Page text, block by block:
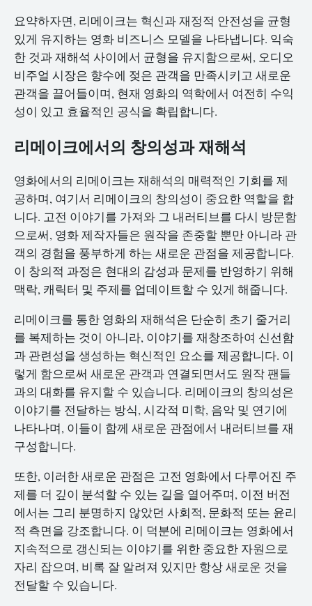
요약하자면, 리메이크는 혁신과 재정적 안전성을 균형
있게 유지하는 영화 비즈니스 모델을 나타냅니다. 익숙
한 것과 재해석 사이에서 균형을 유지함으로써, 오디오
비주얼 시장은 향수에 젖은 관객을 만족시키고 새로운
관객을 끌어들이며, 현재 영화의 역학에서 여전히 수익
성이 있고 효율적인 공식을 확립합니다.
리메이크에서의 창의성과 재해석
영화에서의 리메이크는 재해석의 매력적인 기회를 제
공하며, 여기서 리메이크의 창의성이 중요한 역할을 합
니다. 고전 이야기를 가져와 그 내러티브를 다시 방문함
으로써, 영화 제작자들은 원작을 존중할 뿐만 아니라 관
객의 경험을 풍부하게 하는 새로운 관점을 제공합니다.
이 창의적 과정은 현대의 감성과 문제를 반영하기 위해
맥락, 캐릭터 및 주제를 업데이트할 수 있게 해줍니다.
리메이크를 통한 영화의 재해석은 단순히 초기 줄거리
를 복제하는 것이 아니라, 이야기를 재창조하여 신선함
과 관련성을 생성하는 혁신적인 요소를 제공합니다. 이
렇게 함으로써 새로운 관객과 연결되면서도 원작 팬들
과의 대화를 유지할 수 있습니다. 리메이크의 창의성은
이야기를 전달하는 방식, 시각적 미학, 음악 및 연기에
나타나며, 이들이 함께 새로운 관점에서 내러티브를 재
구성합니다.
또한, 이러한 새로운 관점은 고전 영화에서 다루어진 주
제를 더 깊이 분석할 수 있는 길을 열어주며, 이전 버전
에서는 그리 분명하지 않았던 사회적, 문화적 또는 윤리
적 측면을 강조합니다. 이 덕분에 리메이크는 영화에서
지속적으로 갱신되는 이야기를 위한 중요한 자원으로
자리 잡으며, 비록 잘 알려져 있지만 항상 새로운 것을
전달할 수 있습니다.